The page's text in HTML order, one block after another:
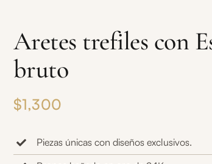
Aretes trefiles con
bruto
$1,300
Piezas únicas con diseños exclusivos.